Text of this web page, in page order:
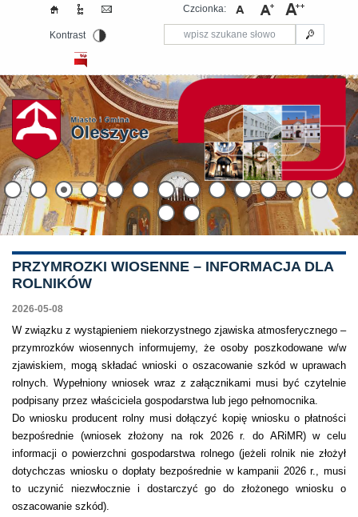
Czcionka:
Kontrast
PRZYMROZKI WIOSENNE – INFORMACJA DLA
ROLNIKÓW
2026-05-08
W związku z wystąpieniem niekorzystnego zjawiska atmosferycznego –
przymrozków wiosennych informujemy, że osoby poszkodowane w/w
zjawiskiem, mogą składać wnioski o oszacowanie szkód w uprawach
rolnych. Wypełniony wniosek wraz z załącznikami musi być czytelnie
podpisany przez właściciela gospodarstwa lub jego pełnomocnika.
Do wniosku producent rolny musi dołączyć kopię wniosku o płatności
bezpośrednie (wniosek złożony na rok 2026 r. do ARiMR) w celu
informacji o powierzchni gospodarstwa rolnego (jeżeli rolnik nie złożył
dotychczas wniosku o dopłaty bezpośrednie w kampanii 2026 r., musi
to uczynić niezwłocznie i dostarczyć go do złożonego wniosku o
oszacowanie szkód).